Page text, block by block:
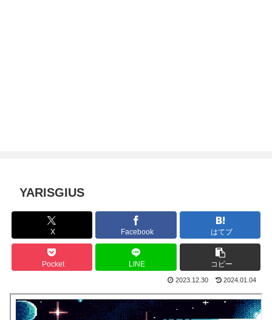
YARISGIUS
X Facebook はてブ
Pocket LINE コピー
2023.12.30 2024.01.04